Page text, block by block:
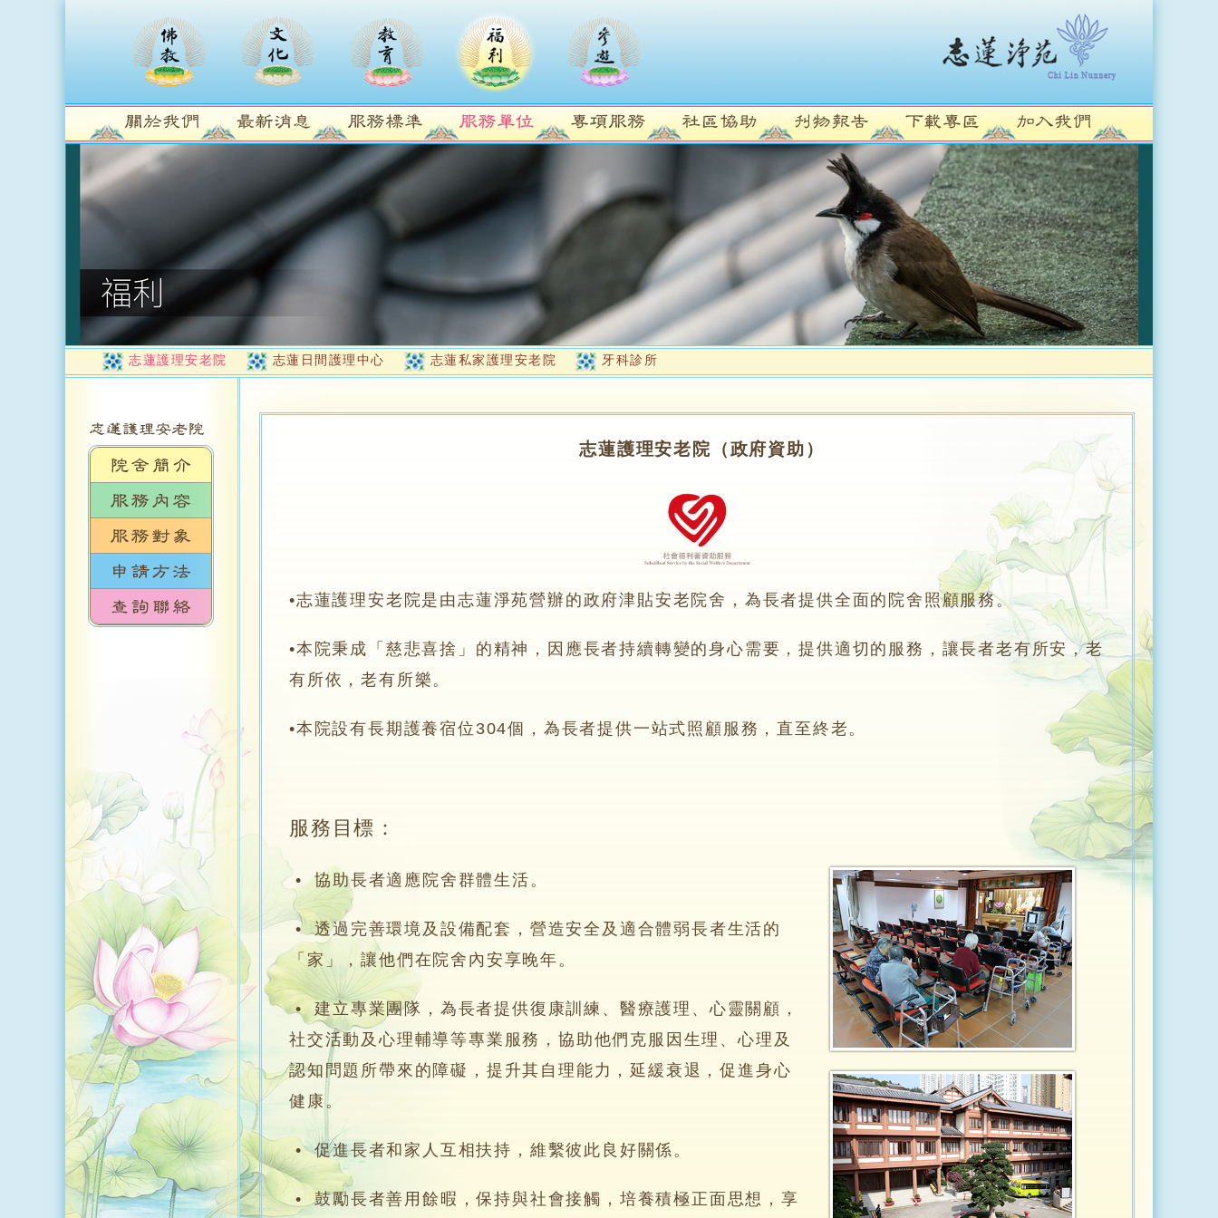
志蓮護理安老院 志蓮日間護理中心 志蓮私家護理安老院 牙科診所
志蓮護理安老院（政府資助）
•志蓮護理安老院是由志蓮淨苑營辦的政府津貼安老院舍，為長者提供全面的院舍照顧服務。
•本院秉成「慈悲喜捨」的精神，因應長者持續轉變的身心需要，提供適切的服務，讓長者老有所安，老
有所依，老有所樂。
•本院設有長期護養宿位304個，為長者提供一站式照顧服務，直至終老。
服務目標：
• 協助長者適應院舍群體生活。
• 透過完善環境及設備配套，營造安全及適合體弱長者生活的
「家」，讓他們在院舍內安享晚年。
• 建立專業團隊，為長者提供復康訓練、醫療護理、心靈關顧，
社交活動及心理輔導等專業服務，協助他們克服因生理、心理及
認知問題所帶來的障礙，提升其自理能力，延緩衰退，促進身心
健康。
• 促進長者和家人互相扶持，維繫彼此良好關係。
• 鼓勵長者善用餘暇，保持與社會接觸，培養積極正面思想，享